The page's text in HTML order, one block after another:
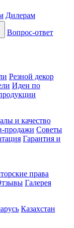
Дилерам
Вопрос-ответ
Резной декор
Идеи по
и качество
продажи Советы
Гарантия и
права
Галерея
Казахстан